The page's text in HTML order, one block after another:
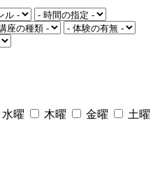
水曜 木曜 金曜 土曜